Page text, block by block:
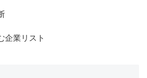
企業リスト